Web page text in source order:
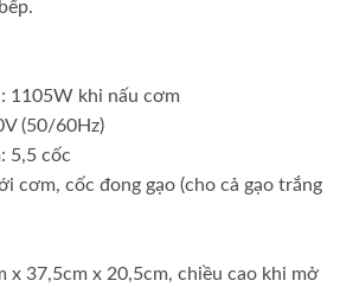
1105W khi nấu cơm
(50/60Hz)
5,5 cốc
cơm, cốc đong gạo (cho cả gạo trắng
x 37,5cm x 20,5cm, chiều cao khi mở